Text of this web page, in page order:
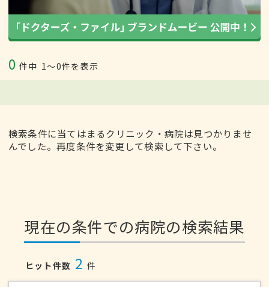
0 件中 1〜0件を表示
検索条件に当てはまるクリニック・病院は見つかりませ
んでした。再度条件を変更して検索して下さい。
現在の条件での病院の検索結果
ヒット件数 2 件